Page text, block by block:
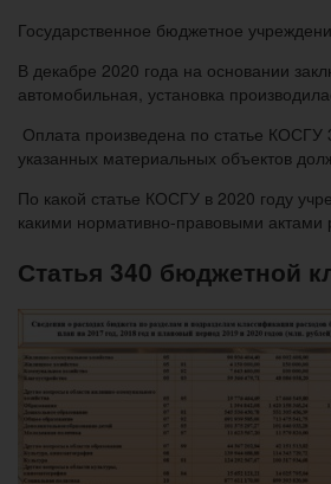
Государственное бюджетное
В декабре 2020 года на основании
автомобильная, установка
Оплата произведена по статье КОСГУ
указанных материальных объектов
По какой статье КОСГУ в 2020 году
какими нормативно-правовыми
Статья 340 бюджетной